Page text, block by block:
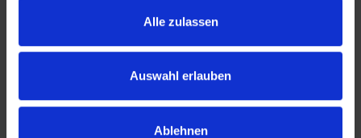
Alle zulassen
Auswahl erlauben
Ablehnen
32457 Porta Westfalica
0571 - 597 265 17